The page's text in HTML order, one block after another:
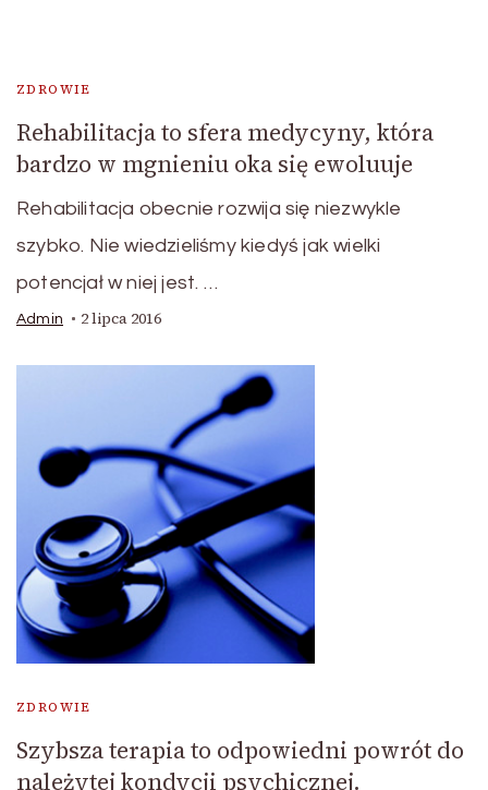
ZDROWIE
Rehabilitacja to sfera medycyny, która
bardzo w mgnieniu oka się ewoluuje
Rehabilitacja obecnie rozwija się niezwykle
szybko. Nie wiedzieliśmy kiedyś jak wielki
potencjał w niej jest. …
Admin 2 lipca 2016
ZDROWIE
Szybsza terapia to odpowiedni powrót do
należytej kondycji psychicznej.